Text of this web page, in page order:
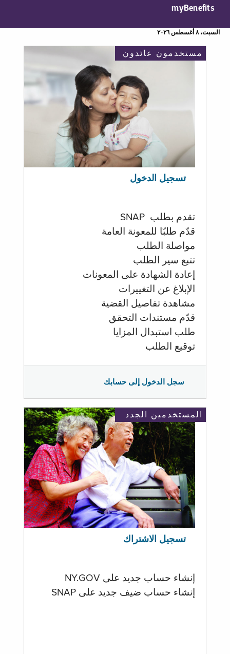
myBenefits
السبت، ٨ أغسطس ٢٠٢٦
مستخدمون عائدون
تسجيل الدخول
تقدم بطلب SNAP
قدّم طلبّا للمعونة العامة
مواصلة الطلب
تتبع سير الطلب
إعادة الشهادة على المعونات
الإبلاغ عن التغييرات
مشاهدة تفاصيل القضية
قدّم مستندات التحقق
طلب استبدال المزايا
توقيع الطلب
سجل الدخول إلى حسابك
المستخدمين الجدد
تسجيل الاشتراك
إنشاء حساب جديد على NY.GOV
إنشاء حساب ضيف جديد على SNAP